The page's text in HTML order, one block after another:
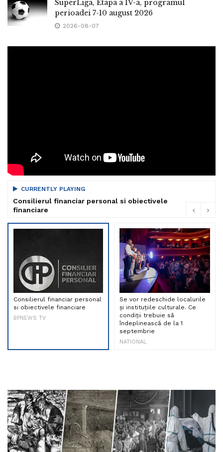
SuperLiga, Etapa a IV-a, programul
perioadei 7-10 august 2026
2026-08-07
CURRENTLY PLAYING
Consilierul financiar personal si obiectivele
financiare
Consilierul financiar personal
si obiectivele financiare
BPNEWS TV
Se vor redeschide localurile
și instituțiile culturale. Ce
condiții trebuie să
îndeplinească de la 1
septembrie
NATIONAL